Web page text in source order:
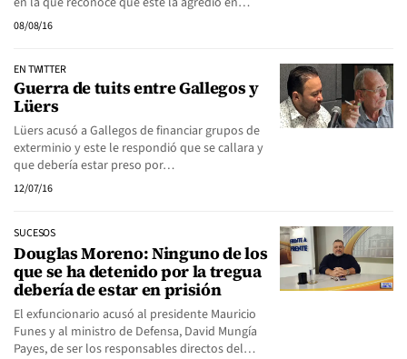
08/08/16
EN TWITTER
Guerra de tuits entre Gallegos y
Lüers
Lüers acusó a Gallegos de financiar grupos de
exterminio y este le respondió que se callara y
que debería estar preso por…
12/07/16
SUCESOS
Douglas Moreno: Ninguno de los
que se ha detenido por la tregua
debería de estar en prisión
El exfuncionario acusó al presidente Mauricio
Funes y al ministro de Defensa, David Mungía
Payes, de ser los responsables directos del…